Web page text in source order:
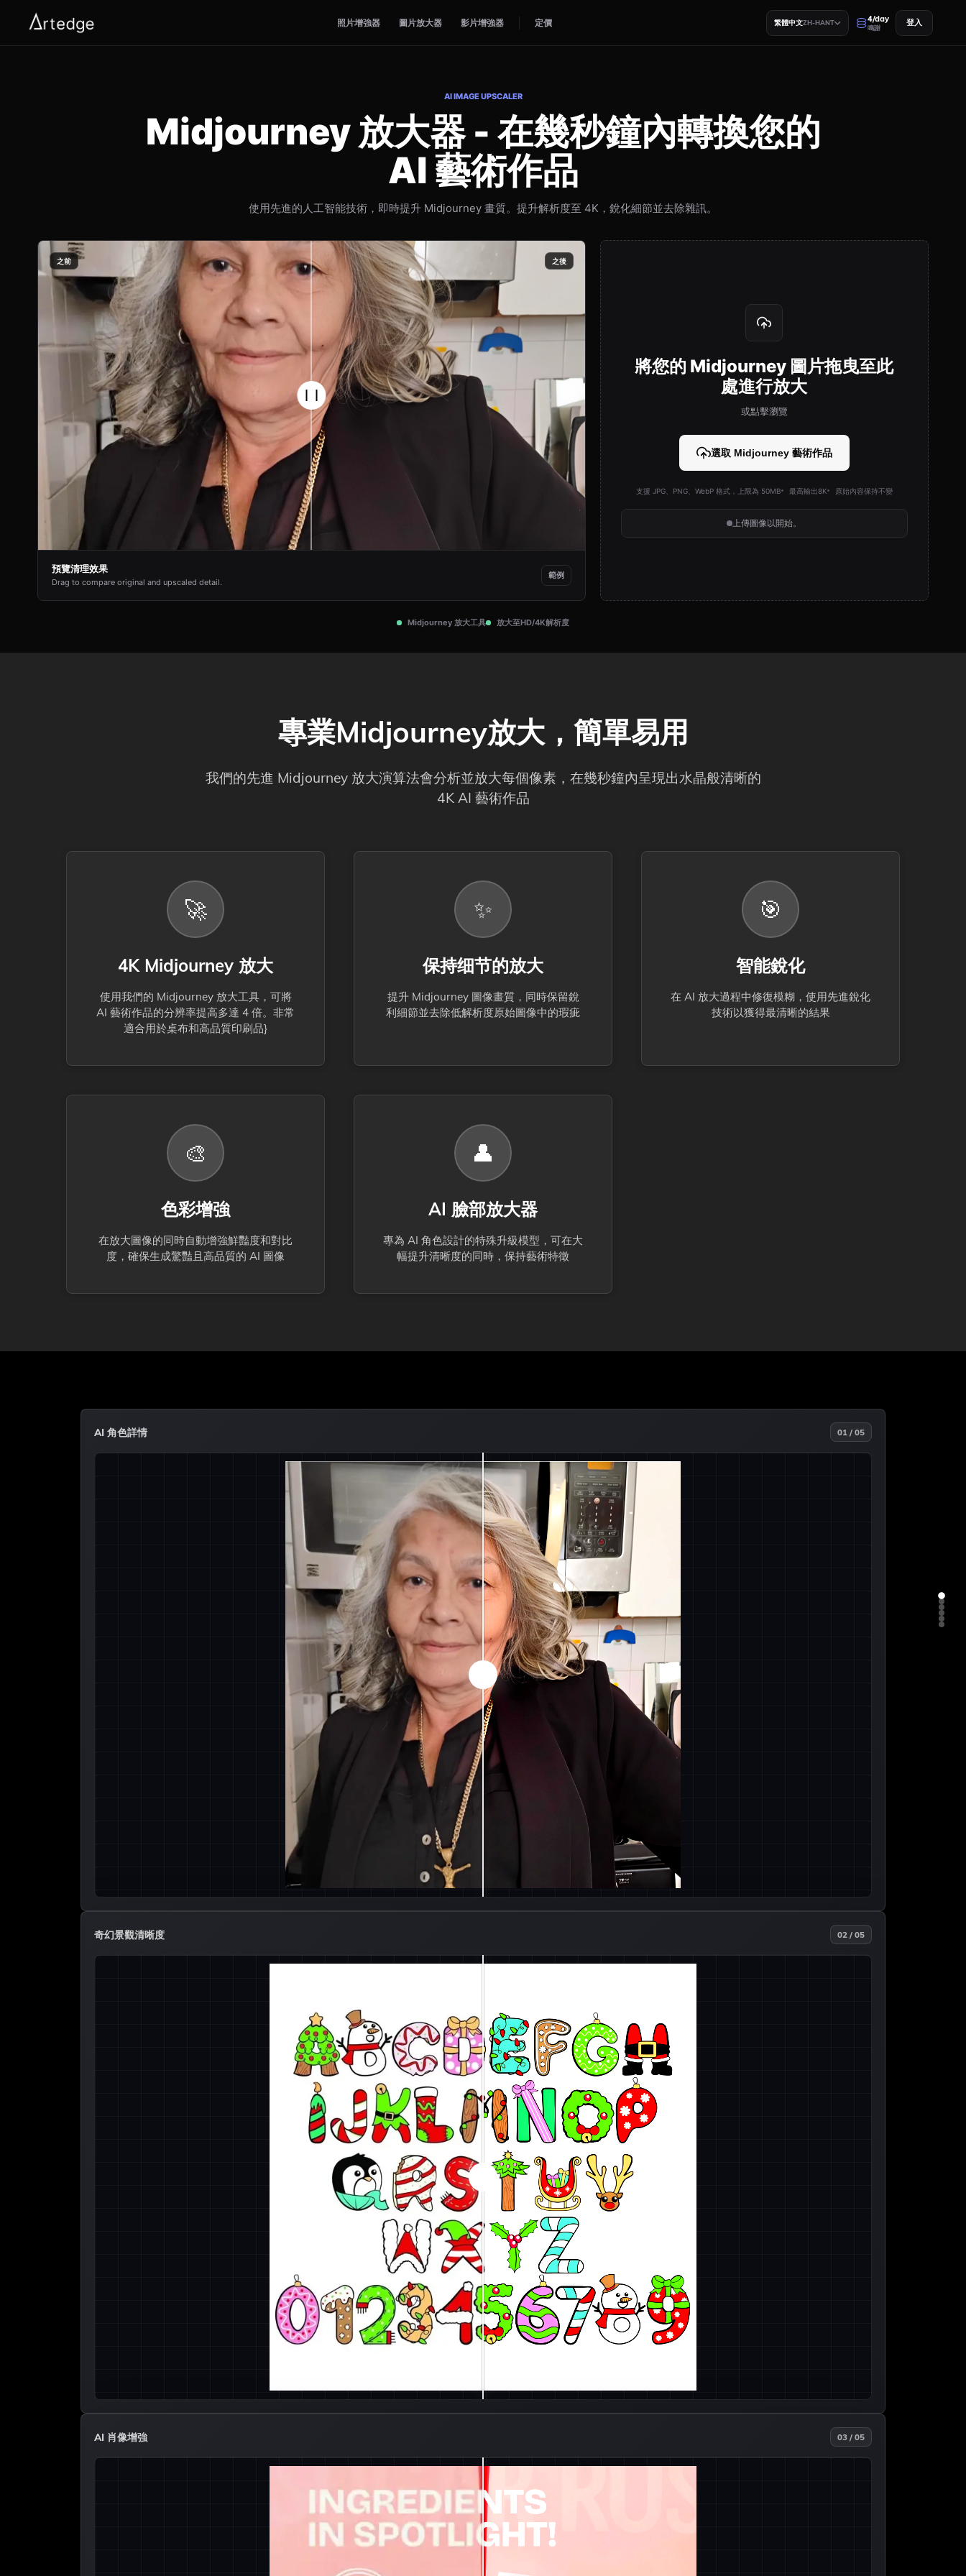
照片增強器 圖片放大器 影片增強器 定價 繁體中文ZH-HANT 4/day
鳴謝 登入
AI IMAGE UPSCALER
Midjourney 放大器 - 在幾秒鐘內轉換您的
AI 藝術作品
使用先進的人工智能技術，即時提升 Midjourney 畫質。提升解析度至 4K，銳化細節並去除雜訊。
之前 之後
預覽清理效果
Drag to compare original and upscaled detail.
範例
將您的 Midjourney 圖片拖曳至此
處進行放大
或點擊瀏覽
選取 Midjourney 藝術作品
支援 JPG、PNG、WebP 格式，上限為 50MB 最高輸出8K 原始內容保持不變
上傳圖像以開始。
Midjourney 放大工具 放大至HD/4K解析度
專業Midjourney放大，簡單易用
我們的先進 Midjourney 放大演算法會分析並放大每個像素，在幾秒鐘內呈現出水晶般清晰的
4K AI 藝術作品
🚀
4K Midjourney 放大
使用我們的 Midjourney 放大工具，可將
AI 藝術作品的分辨率提高多達 4 倍。非常
適合用於桌布和高品質印刷品}
✨
保持细节的放大
提升 Midjourney 圖像畫質，同時保留銳
利細節並去除低解析度原始圖像中的瑕疵
🎯
智能銳化
在 AI 放大過程中修復模糊，使用先進銳化
技術以獲得最清晰的結果
🎨
色彩增強
在放大圖像的同時自動增強鮮豔度和對比
度，確保生成驚豔且高品質的 AI 圖像
👤
AI 臉部放大器
專為 AI 角色設計的特殊升級模型，可在大
幅提升清晰度的同時，保持藝術特徵
AI 角色詳情 01 / 05
奇幻景觀清晰度 02 / 05
AI 肖像增強 03 / 05